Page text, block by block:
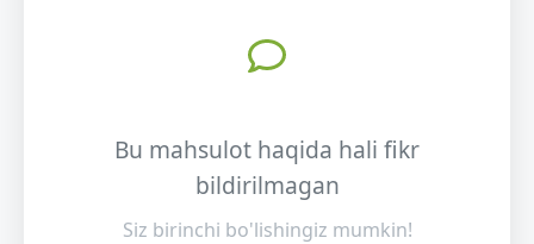
Bu mahsulot haqida hali fikr
bildirilmagan
Siz birinchi bo'lishingiz mumkin!